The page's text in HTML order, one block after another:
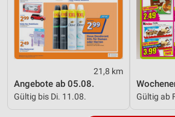
21,8 km
Angebote ab 05.08.
Gültig bis Di. 11.08. Gültig ab